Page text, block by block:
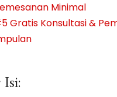
Minimal
Gratis Konsultasi &